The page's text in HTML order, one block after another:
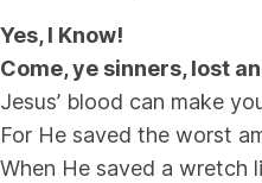
Yes, I Know!
Come, ye sinners, lost
Jesus’ blood can make
For He saved the worst
When He saved a wretch